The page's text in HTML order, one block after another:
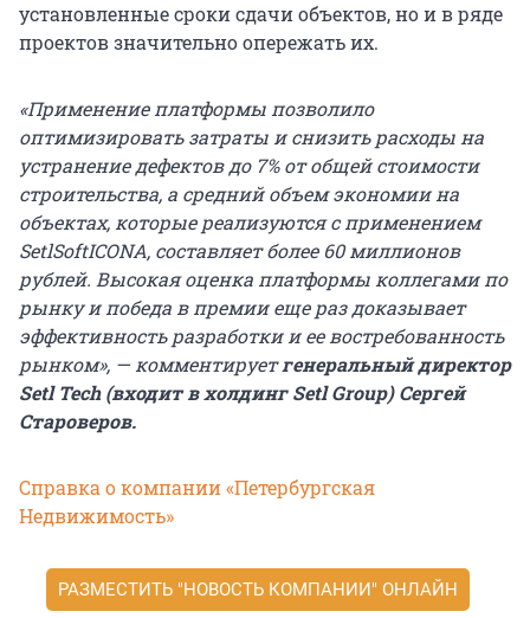
установленные сроки сдачи объектов, но и в ряде
проектов значительно опережать их.
«Применение платформы позволило
оптимизировать затраты и снизить расходы на
устранение дефектов до 7% от общей стоимости
строительства, а средний объем экономии на
объектах, которые реализуются с применением
SetlSoftICONA, составляет более 60 миллионов
рублей. Высокая оценка платформы коллегами по
рынку и победа в премии еще раз доказывает
эффективность разработки и ее востребованность
рынком», — комментируетгенеральный директор
Setl Tech (входит в холдингSetl Group) Сергей
Староверов.
Справка о компании «Петербургская
Недвижимость»
РАЗМЕСТИТЬ "НОВОСТЬ КОМПАНИИ" ОНЛАЙН